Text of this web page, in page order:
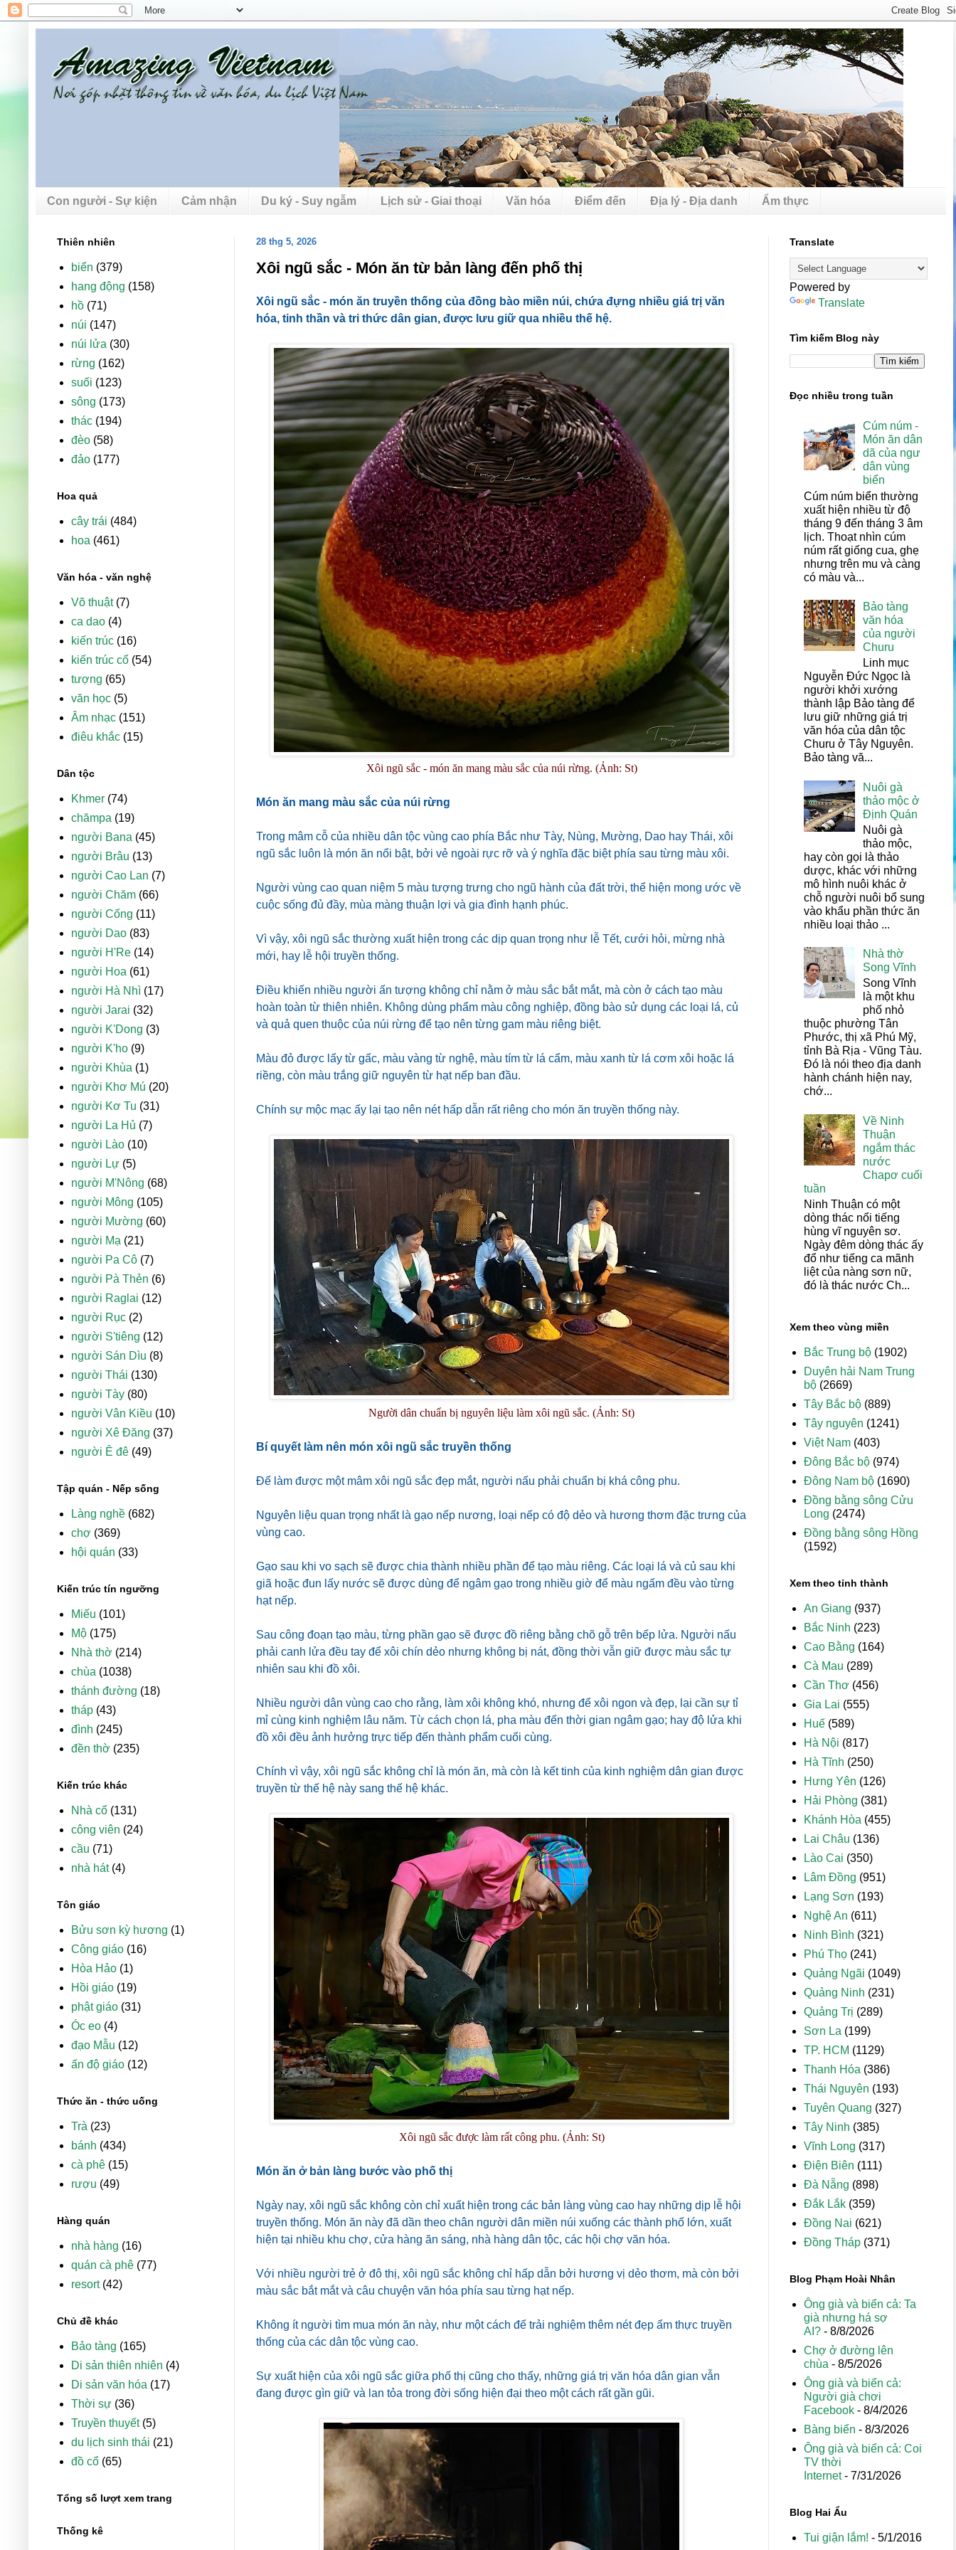
Con người - Sự kiện Cảm nhận Du ký - Suy ngẫm Lịch sử - Giai thoại Văn hóa Điểm đến Địa lý - Địa danh Ẩm thực
28 thg 5, 2026
Xôi ngũ sắc - Món ăn từ bản làng đến phố thị
Xôi ngũ sắc - món ăn truyền thống của đồng bào miền núi, chứa đựng nhiều giá trị văn
hóa, tinh thần và tri thức dân gian, được lưu giữ qua nhiều thế hệ.
Xôi ngũ sắc - món ăn mang màu sắc của núi rừng. (Ảnh: St)
Món ăn mang màu sắc của núi rừng
Trong mâm cỗ của nhiều dân tộc vùng cao phía Bắc như Tày, Nùng, Mường, Dao hay Thái, xôi
ngũ sắc luôn là món ăn nổi bật, bởi vẻ ngoài rực rỡ và ý nghĩa đặc biệt phía sau từng màu xôi.
Người vùng cao quan niệm 5 màu tượng trưng cho ngũ hành của đất trời, thể hiện mong ước về
cuộc sống đủ đầy, mùa màng thuận lợi và gia đình hạnh phúc.
Vì vậy, xôi ngũ sắc thường xuất hiện trong các dịp quan trọng như lễ Tết, cưới hỏi, mừng nhà
mới, hay lễ hội truyền thống.
Điều khiến nhiều người ấn tượng không chỉ nằm ở màu sắc bắt mắt, mà còn ở cách tạo màu
hoàn toàn từ thiên nhiên. Không dùng phẩm màu công nghiệp, đồng bào sử dụng các loại lá, củ
và quả quen thuộc của núi rừng để tạo nên từng gam màu riêng biệt.
Màu đỏ được lấy từ gấc, màu vàng từ nghệ, màu tím từ lá cẩm, màu xanh từ lá cơm xôi hoặc lá
riềng, còn màu trắng giữ nguyên từ hạt nếp ban đầu.
Chính sự mộc mạc ấy lại tạo nên nét hấp dẫn rất riêng cho món ăn truyền thống này.
Người dân chuẩn bị nguyên liệu làm xôi ngũ sắc. (Ảnh: St)
Bí quyết làm nên món xôi ngũ sắc truyền thống
Để làm được một mâm xôi ngũ sắc đẹp mắt, người nấu phải chuẩn bị khá công phu.
Nguyên liệu quan trọng nhất là gạo nếp nương, loại nếp có độ dẻo và hương thơm đặc trưng của
vùng cao.
Gạo sau khi vo sạch sẽ được chia thành nhiều phần để tạo màu riêng. Các loại lá và củ sau khi
giã hoặc đun lấy nước sẽ được dùng để ngâm gạo trong nhiều giờ để màu ngấm đều vào từng
hạt nếp.
Sau công đoạn tạo màu, từng phần gạo sẽ được đồ riêng bằng chõ gỗ trên bếp lửa. Người nấu
phải canh lửa đều tay để xôi chín dẻo nhưng không bị nát, đồng thời vẫn giữ được màu sắc tự
nhiên sau khi đồ xôi.
Nhiều người dân vùng cao cho rằng, làm xôi không khó, nhưng để xôi ngon và đẹp, lại cần sự tỉ
mỉ cùng kinh nghiệm lâu năm. Từ cách chọn lá, pha màu đến thời gian ngâm gạo; hay độ lửa khi
đồ xôi đều ảnh hưởng trực tiếp đến thành phẩm cuối cùng.
Chính vì vậy, xôi ngũ sắc không chỉ là món ăn, mà còn là kết tinh của kinh nghiệm dân gian được
truyền từ thế hệ này sang thế hệ khác.
Xôi ngũ sắc được làm rất công phu. (Ảnh: St)
Món ăn ở bản làng bước vào phố thị
Ngày nay, xôi ngũ sắc không còn chỉ xuất hiện trong các bản làng vùng cao hay những dịp lễ hội
truyền thống. Món ăn này đã dần theo chân người dân miền núi xuống các thành phố lớn, xuất
hiện tại nhiều khu chợ, cửa hàng ăn sáng, nhà hàng dân tộc, các hội chợ văn hóa.
Với nhiều người trẻ ở đô thị, xôi ngũ sắc không chỉ hấp dẫn bởi hương vị dẻo thơm, mà còn bởi
màu sắc bắt mắt và câu chuyện văn hóa phía sau từng hạt nếp.
Không ít người tìm mua món ăn này, như một cách để trải nghiệm thêm nét đẹp ẩm thực truyền
thống của các dân tộc vùng cao.
Sự xuất hiện của xôi ngũ sắc giữa phố thị cũng cho thấy, những giá trị văn hóa dân gian vẫn
đang được gìn giữ và lan tỏa trong đời sống hiện đại theo một cách rất gần gũi.
Thiên nhiên
biển (379)
hang động (158)
hồ (71)
núi (147)
núi lửa (30)
rừng (162)
suối (123)
sông (173)
thác (194)
đèo (58)
đảo (177)
Hoa quả
cây trái (484)
hoa (461)
Văn hóa - văn nghệ
Võ thuật (7)
ca dao (4)
kiến trúc (16)
kiến trúc cổ (54)
tượng (65)
văn học (5)
Âm nhạc (151)
điêu khắc (15)
Dân tộc
Khmer (74)
chămpa (19)
người Bana (45)
người Brâu (13)
người Cao Lan (7)
người Chăm (66)
người Cống (11)
người Dao (83)
người H'Re (14)
người Hoa (61)
người Hà Nhì (17)
người Jarai (32)
người K'Dong (3)
người K'ho (9)
người Khùa (1)
người Khơ Mú (20)
người Kơ Tu (31)
người La Hủ (7)
người Lào (10)
người Lự (5)
người M'Nông (68)
người Mông (105)
người Mường (60)
người Mạ (21)
người Pa Cô (7)
người Pà Thẻn (6)
người Raglai (12)
người Rục (2)
người S'tiêng (12)
người Sán Dìu (8)
người Thái (130)
người Tày (80)
người Vân Kiều (10)
người Xê Đăng (37)
người Ê đê (49)
Tập quán - Nếp sống
Làng nghề (682)
chợ (369)
hội quán (33)
Kiến trúc tín ngưỡng
Miếu (101)
Mộ (175)
Nhà thờ (214)
chùa (1038)
thánh đường (18)
tháp (43)
đình (245)
đền thờ (235)
Kiến trúc khác
Nhà cổ (131)
công viên (24)
cầu (71)
nhà hát (4)
Tôn giáo
Bửu sơn kỳ hương (1)
Công giáo (16)
Hòa Hảo (1)
Hồi giáo (19)
phật giáo (31)
Óc eo (4)
đạo Mẫu (12)
ấn độ giáo (12)
Thức ăn - thức uống
Trà (23)
bánh (434)
cà phê (15)
rượu (49)
Hàng quán
nhà hàng (16)
quán cà phê (77)
resort (42)
Chủ đề khác
Bảo tàng (165)
Di sản thiên nhiên (4)
Di sản văn hóa (17)
Thời sự (36)
Truyền thuyết (5)
du lịch sinh thái (21)
đồ cổ (65)
Tổng số lượt xem trang
Thống kê
Translate
Powered by
Translate
Tìm kiếm Blog này
Đọc nhiều trong tuần
Cúm núm -
Món ăn dân
dã của ngư
dân vùng
biển
Cúm núm biển thường
xuất hiện nhiều từ độ
tháng 9 đến tháng 3 âm
lịch. Thoạt nhìn cúm
núm rất giống cua, ghẹ
nhưng trên mu và càng
có màu và...
Bảo tàng
văn hóa
của người
Churu
Linh mục
Nguyễn Đức Ngọc là
người khởi xướng
thành lập Bảo tàng để
lưu giữ những giá trị
văn hóa của dân tộc
Churu ở Tây Nguyên.
Bảo tàng vă...
Nuôi gà
thảo mộc ở
Định Quán
Nuôi gà
thảo mộc,
hay còn gọi là thảo
dược, khác với những
mô hình nuôi khác ở
chỗ người nuôi bổ sung
vào khẩu phần thức ăn
nhiều loại thảo ...
Nhà thờ
Song Vĩnh
Song Vĩnh
là một khu
phố nhỏ
thuộc phường Tân
Phước, thị xã Phú Mỹ,
tỉnh Bà Rịa - Vũng Tàu.
Đó là nói theo địa danh
hành chánh hiện nay,
chớ...
Về Ninh
Thuận
ngắm thác
nước
Chapơ cuối
tuần
Ninh Thuận có một
dòng thác nổi tiếng
hùng vĩ nguyên sơ.
Ngày đêm dòng thác ấy
đổ như tiếng ca mãnh
liệt của nàng sơn nữ,
đó là thác nước Ch...
Xem theo vùng miền
Bắc Trung bộ (1902)
Duyên hải Nam Trung
bộ (2669)
Tây Bắc bộ (889)
Tây nguyên (1241)
Việt Nam (403)
Đông Bắc bộ (974)
Đông Nam bộ (1690)
Đồng bằng sông Cửu
Long (2474)
Đồng bằng sông Hồng
(1592)
Xem theo tỉnh thành
An Giang (937)
Bắc Ninh (223)
Cao Bằng (164)
Cà Mau (289)
Cần Thơ (456)
Gia Lai (555)
Huế (589)
Hà Nội (817)
Hà Tĩnh (250)
Hưng Yên (126)
Hải Phòng (381)
Khánh Hòa (455)
Lai Châu (136)
Lào Cai (350)
Lâm Đồng (951)
Lạng Sơn (193)
Nghệ An (611)
Ninh Bình (321)
Phú Thọ (241)
Quảng Ngãi (1049)
Quảng Ninh (231)
Quảng Trị (289)
Sơn La (199)
TP. HCM (1129)
Thanh Hóa (386)
Thái Nguyên (193)
Tuyên Quang (327)
Tây Ninh (385)
Vĩnh Long (317)
Điện Biên (111)
Đà Nẵng (898)
Đắk Lắk (359)
Đồng Nai (621)
Đồng Tháp (371)
Blog Phạm Hoài Nhân
Ông già và biển cả: Ta
già nhưng há sợ
AI? - 8/8/2026
Chợ ở đường lên
chùa - 8/5/2026
Ông già và biển cả:
Người già chơi
Facebook - 8/4/2026
Bàng biển - 8/3/2026
Ông già và biển cả: Coi
TV thời
Internet- 7/31/2026
Blog Hai Ẩu
Tui giận lắm! - 5/1/2016